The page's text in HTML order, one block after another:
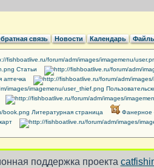
связь Новости Календарь
Cтатьи
аптечка
Литературная страница
Фанерное
поддержка проекта